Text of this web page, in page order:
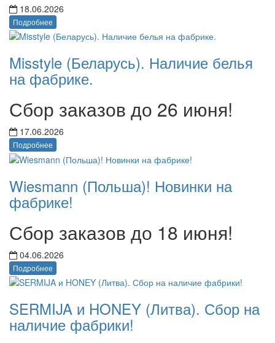
18.06.2026
Подробнее
Misstyle (Беларусь). Наличие белья
на фабрике.
Сбор заказов до 26 июня!
17.06.2026
Подробнее
Wiesmann (Польша)! Новинки на
фабрике!
Сбор заказов до 18 июня!
04.06.2026
Подробнее
SERMIJA и HONEY (Литва). Сбор на
наличие фабрики!